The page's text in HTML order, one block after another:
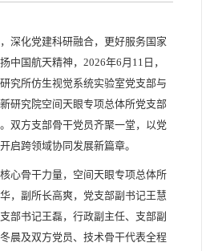
深化党建科研融合，更好服务国家
中国航天精神，2026年6月11日，
究所仿生视觉系统实验室党支部与
研究院空间天眼专项总体所党支部
双方支部骨干党员齐聚一堂，以党
启跨领域协同发展新篇章。
心骨干力量，空间天眼专项总体所
，副所长高爽，党支部副书记王慧
部书记王磊，行政副主任、支部副
晨及双方党员、技术骨干代表全程